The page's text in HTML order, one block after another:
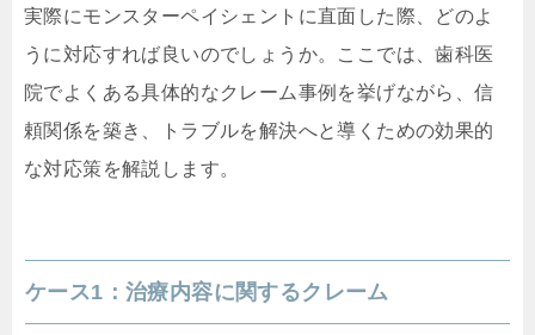
実際にモンスターペイシェントに直面した際、どのよ
うに対応すれば良いのでしょうか。ここでは、歯科医
院でよくある具体的なクレーム事例を挙げながら、信
頼関係を築き、トラブルを解決へと導くための効果的
な対応策を解説します。
ケース1：治療内容に関するクレーム